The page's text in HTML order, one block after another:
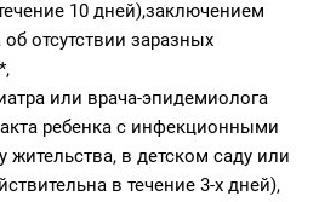
10 дней),заключением
отсутствии заразных
или врача-эпидемиолога
ребенка с инфекционными
в детском саду или
в течение 3-х дней),